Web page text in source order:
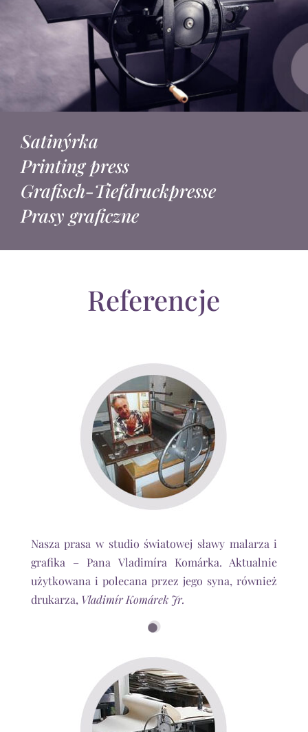
Satinýrka
Printing press
Grafisch-Tiefdruckpresse
Prasy graficzne
Referencje
Nasza prasa w studio światowej sławy malarza i
grafika – Pana Vladimíra Komárka. Aktualnie
użytkowana i polecana przez jego syna, również
drukarza, Vladimír Komárek Jr.